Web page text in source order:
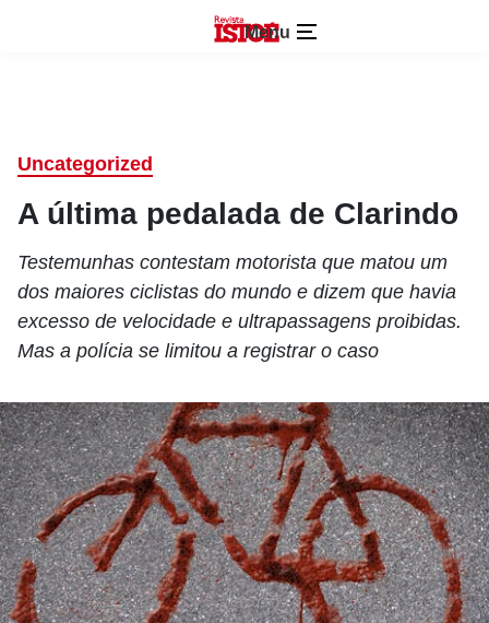
Menu
Uncategorized
A última pedalada de Clarindo
Testemunhas contestam motorista que matou um
dos maiores ciclistas do mundo e dizem que havia
excesso de velocidade e ultrapassagens proibidas.
Mas a polícia se limitou a registrar o caso